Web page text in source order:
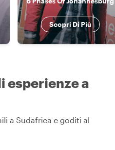
Scopri Di Più
a
a Sudafrica e goditi al